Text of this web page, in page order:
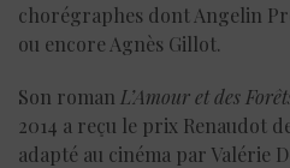
chorégraphes dont Angelin
ou encore Agnès Gillot.
Son roman L’Amour et des
2014 a reçu le prix Renaudot
adapté au cinéma par Valérie